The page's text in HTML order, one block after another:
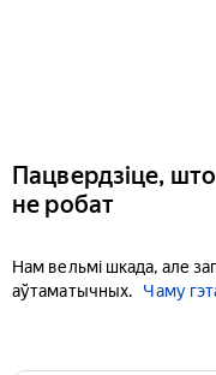
Пацвердзіце,
не робат
Нам вельмі шкада, але
аўтаматычных.
Чаму